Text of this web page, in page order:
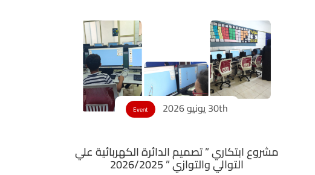
30th يونيو 2026 Event
مشروع ابتكاري ” تصميم الدائرة الكهربائية علي
التوالي والتوازي ” 2026/2025